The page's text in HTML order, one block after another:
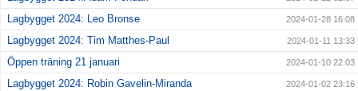
Lagbygget 2024: Leo Bronse 2024-01-28 16:08
Lagbygget 2024: Tim Matthes-Paul 2024-01-11 13:33
Öppen träning 21 januari 2024-01-10 22:03
Lagbygget 2024: Robin Gavelin-Miranda 2024-01-02 23:16